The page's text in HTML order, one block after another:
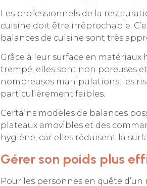
Les professionnels de la
cuisine doit être irréprochable.
balances de cuisine sont très
Grâce à leur surface en matériaux
trempé, elles sont non poreuses
nombreuses manipulations, les
particulièrement faibles.
Certains modèles de balances
plateaux amovibles et des
hygiène, car elles réduisent la
Gérer son poids plus
Pour les personnes en quête